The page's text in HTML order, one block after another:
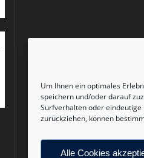
Um Ihnen ein optimales
speichern und/oder darauf
Surfverhalten oder
zurückziehen, können
Alle Cookies